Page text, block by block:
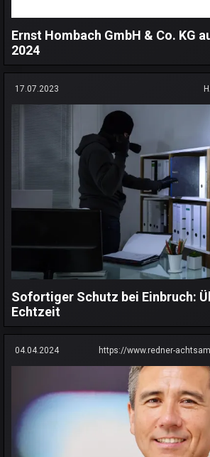
Ernst Hombach GmbH & Co. KG
2024
17.07.2023
Sofortiger Schutz bei Einbruch:
Echtzeit
04.04.2024 https://www.redner-